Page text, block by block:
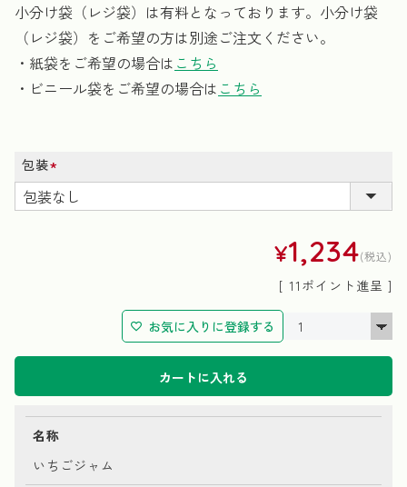
小分け袋（レジ袋）は有料となっております。小分け袋
（レジ袋）をご希望の方は別途ご注文ください。
・紙袋をご希望の場合は こちら
・ビニール袋をご希望の場合は こちら
包装
(必
須)
¥1,234 税込
[ 11 ポイント進呈 ]
お気に入りに登録する
カートに入れる
名称
いちごジャム